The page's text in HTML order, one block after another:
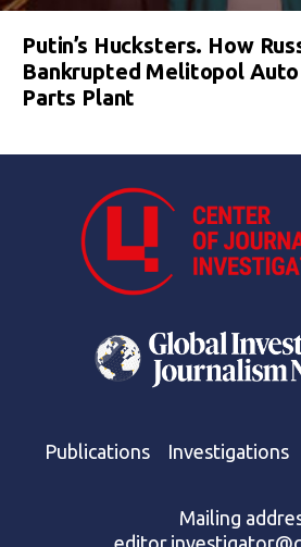
Putin’s Hucksters. How
Bankrupted Melitopol
Parts Plant
Publications Investigations
Mailing